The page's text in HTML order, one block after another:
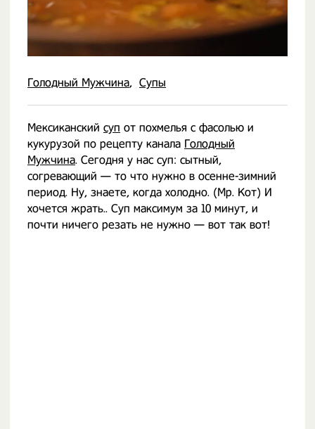
Голодный Мужчина Супы
Мексиканский суп от похмелья с фасолью и
кукурузой по рецепту канала Голодный
Мужчина. Сегодня у нас суп: сытный,
согревающий — то что нужно в осенне-зимний
период. Ну, знаете, когда холодно. (Мр. Кот) И
хочется жрать.. Суп максимум за 10 минут, и
почти ничего резать не нужно — вот так вот!